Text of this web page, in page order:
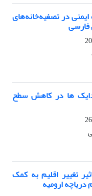
در تصفیه‌خانه‌های
فارسی
دایک ها در کاهش سطح
تغییر اقلیم به کمک
دریاچه ارومیه